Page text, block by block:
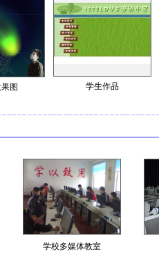
学生作品
学校多媒体教室